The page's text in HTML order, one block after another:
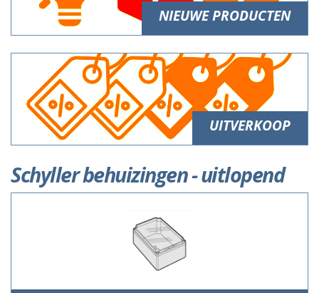
NIEUWE PRODUCTEN
UITVERKOOP
Schyller behuizingen - uitlopend